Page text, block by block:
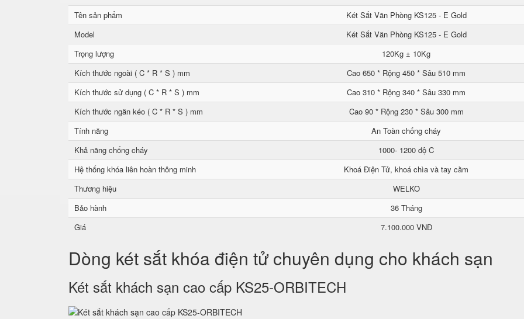
Tên sản phẩm
Két Sắt Văn Phòng KS125 - E Gold
Model
Két Sắt Văn Phòng KS125 - E Gold
Trọng lượng
120Kg ± 10Kg
Kích thước ngoài ( C * R * S ) mm
Cao 650 * Rộng 450 * Sâu 510 mm
Kích thước sử dụng ( C * R * S ) mm
Cao 310 * Rộng 340 * Sâu 330 mm
Kích thước ngăn kéo ( C * R * S ) mm
Cao 90 * Rộng 230 * Sâu 300 mm
Tính năng
An Toàn chống cháy
Khả năng chống cháy
1000- 1200 độ C
Hệ thống khóa liên hoàn thông minh
Khoá Điện Tử, khoá chìa và tay cầm
Thương hiệu
WELKO
Bảo hành
36 Tháng
Giá
7.100.000 VNĐ
Dòng két sắt khóa điện tử chuyên dụng cho khách sạn
Két sắt khách sạn cao cấp KS25-ORBITECH